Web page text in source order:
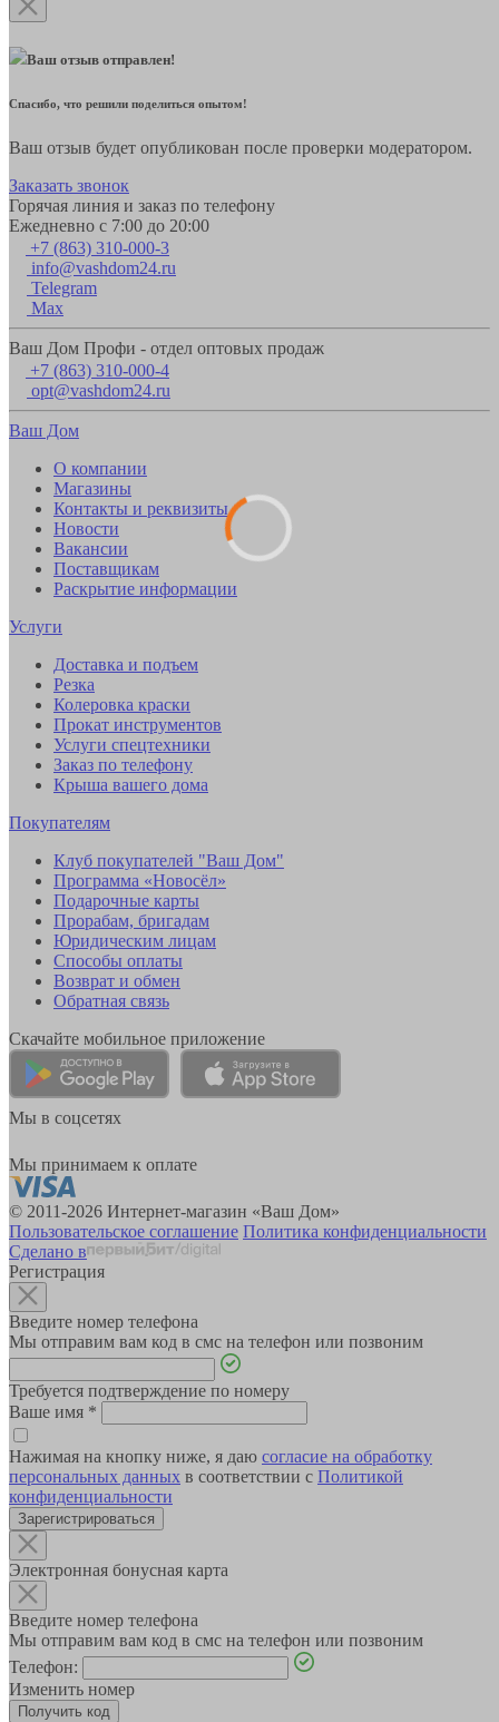
Ваш отзыв отправлен!
Спасибо, что решили поделиться опытом!
Ваш отзыв будет опубликован после проверки модератором.
Заказать звонок
Горячая линия и заказ по телефону
Ежедневно с 7:00 до 20:00
+7 (863) 310-000-3
info@vashdom24.ru
Telegram
Max
Ваш Дом Профи - отдел оптовых продаж
+7 (863) 310-000-4
opt@vashdom24.ru
Ваш Дом
О компании
Магазины
Контакты и реквизиты
Новости
Вакансии
Поставщикам
Раскрытие информации
Услуги
Доставка и подъем
Резка
Колеровка краски
Прокат инструментов
Услуги спецтехники
Заказ по телефону
Крыша вашего дома
Покупателям
Клуб покупателей "Ваш Дом"
Программа «Новосёл»
Подарочные карты
Прорабам, бригадам
Юридическим лицам
Способы оплаты
Возврат и обмен
Обратная связь
Скачайте мобильное приложение
Мы в соцсетях
Мы принимаем к оплате
© 2011-2026 Интернет-магазин «Ваш Дом»
Пользовательское соглашение Политика конфиденциальности
Сделано в
Регистрация
Введите номер телефона
Мы отправим вам код в смс на телефон или позвоним
Требуется подтверждение по номеру
Ваше имя *
Нажимая на кнопку ниже, я даю согласие на обработку
персональных данных в соответствии с Политикой
конфиденциальности
Зарегистрироваться
Электронная бонусная карта
Введите номер телефона
Мы отправим вам код в смс на телефон или позвоним
Телефон:
Изменить номер